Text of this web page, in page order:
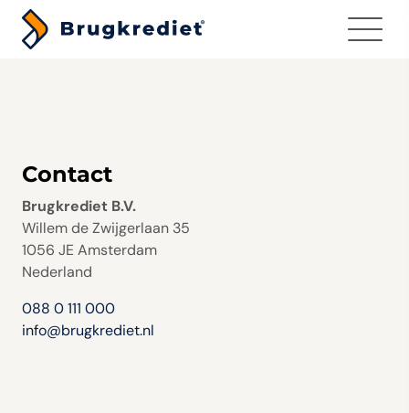
Menu
Contact
Brugkrediet B.V.
Willem de Zwijgerlaan 35
1056 JE Amsterdam
Nederland
088 0 111 000
info@brugkrediet.nl